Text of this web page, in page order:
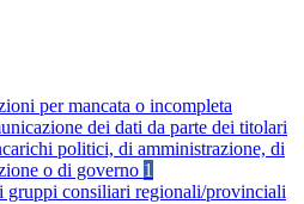
per mancata o incompleta
dei dati da parte dei titolari
politici, di amministrazione, di
o di governo 1
gruppi consiliari regionali/provinciali